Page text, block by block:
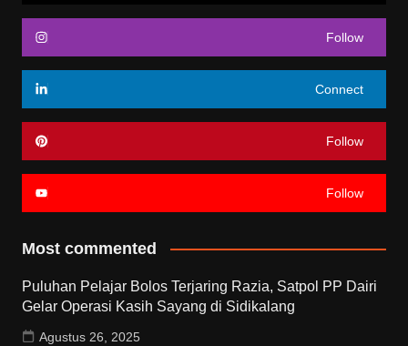
Follow
Connect
Follow
Follow
Most commented
Puluhan Pelajar Bolos Terjaring Razia, Satpol PP Dairi
Gelar Operasi Kasih Sayang di Sidikalang
Agustus 26, 2025